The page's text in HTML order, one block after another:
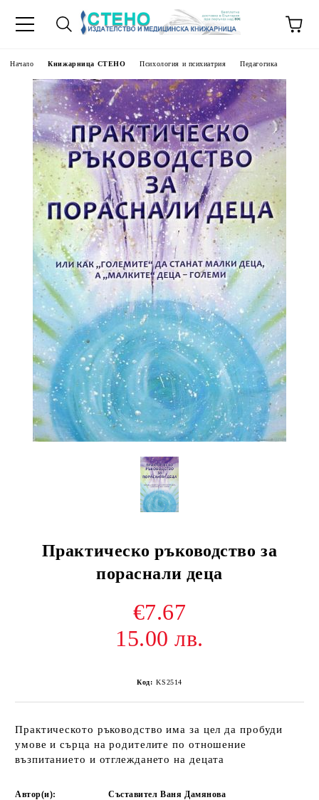
Начало Книжарница СТЕНО Психология и психиатрия Педагогика
Практическо ръководство за
пораснали деца
€7.67
15.00 лв.
Код: KS2514
Практическото ръководство има за цел да пробуди
умове и сърца на родителите по отношение
възпитанието и отглеждането на децата
Автор(и):
Съставител Ваня Дамянова